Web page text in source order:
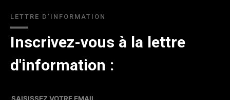
LETTRE D'INFORMATION
Inscrivez-vous à la lettre
d'information :